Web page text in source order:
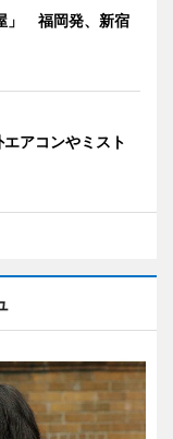
」 福岡発、新宿
アコンやミスト